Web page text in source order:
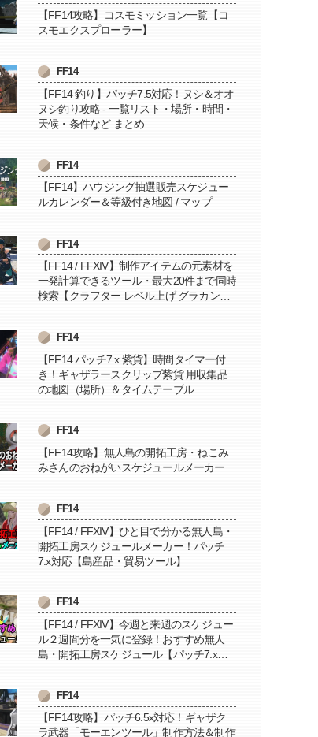
【FF14攻略】コスモミッション一覧【コ
スモエクスプローラー】
FF14
【FF14 釣り】パッチ7.5対応！ヌシ＆オオ
ヌシ釣り攻略 - 一覧リスト・場所・時間・
天候・条件など まとめ
FF14
【FF14】ハウジング抽選販売スケジュー
ルカレンダー＆等級付き地図 / マップ
FF14
【FF14 / FFXIV】制作アイテムの元素材を
一発計算できるツール・最大20件まで同時
検索【クラフター レベル上げ グラカン納
FF14
【FF14 パッチ7.x 紫貨】時間タイマー付
き！ギャザラースクリップ紫貨 用収集品
の地図（場所）＆タイムテーブル
FF14
【FF14攻略】無人島の開拓工房・ねこみ
みさんのおねがいスケジュールメーカー
FF14
【FF14 / FFXIV】ひと目で分かる無人島・
開拓工房スケジュールメーカー！パッチ
7.x対応【島産品・貿易ツール】
FF14
【FF14 / FFXIV】今週と来週のスケジュー
ル２週間分を一気に登録！おすすめ無人
島・開拓工房スケジュール【パッチ7.x対
FF14
【FF14攻略】パッチ6.5x対応！ギャザク
ラ武器「モーエンツール」制作方法＆制作